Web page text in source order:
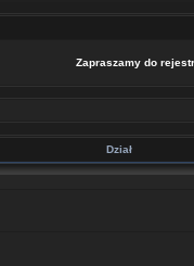
Zapraszamy do
Dział